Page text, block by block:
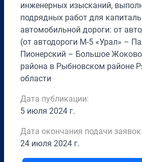
инженерных изысканий,
подрядных работ для
автомобильной дороги: от
(от автодороги М-5 «Урал» –
Пионерский – Большое
района в Рыбновском районе
области
Дата публикации:
5 июля 2024 г.
Дата окончания подачи заявок:
24 июля 2024 г.